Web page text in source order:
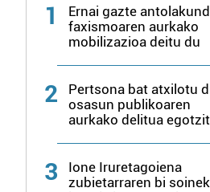
1
Ernai gazte
faxismoaren aurkako
mobilizazioa deitu du
2
Pertsona bat atxilotu
osasun publikoaren
aurkako delitua
3
Ione Iruretagoiena
zubietarraren bi